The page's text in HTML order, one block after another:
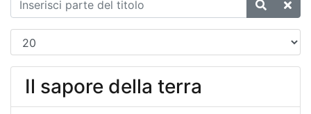
Il sapore della terra